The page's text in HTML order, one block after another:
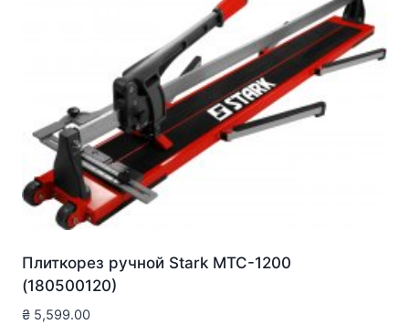
Плиткорез ручной Stark MTC-1200
(180500120)
₴ 5,599.00